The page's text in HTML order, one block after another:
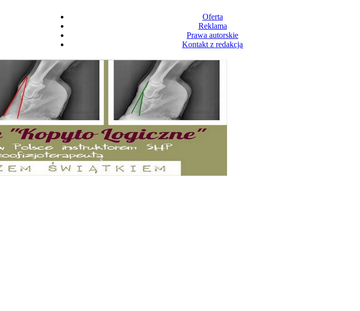
Oferta
Reklama
Prawa autorskie
Kontakt z redakcją